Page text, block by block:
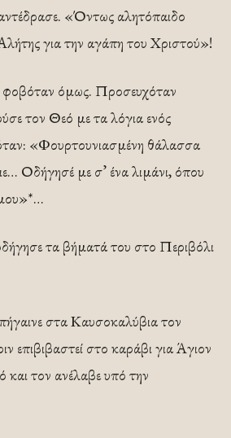
«Όντως αλητόπαιδο
για την αγάπη του Χριστού»!
φοβόταν όμως. Προσευχόταν
τον Θεό με τα λόγια ενός
«Φουρτουνιασμένη θάλασσα
Οδήγησέ με σ’ ένα λιμάνι, όπου
τα βήματά του στο Περιβόλι
στα Καυσοκαλύβια τον
επιβιβαστεί στο καράβι για Άγιον
και τον ανέλαβε υπό την